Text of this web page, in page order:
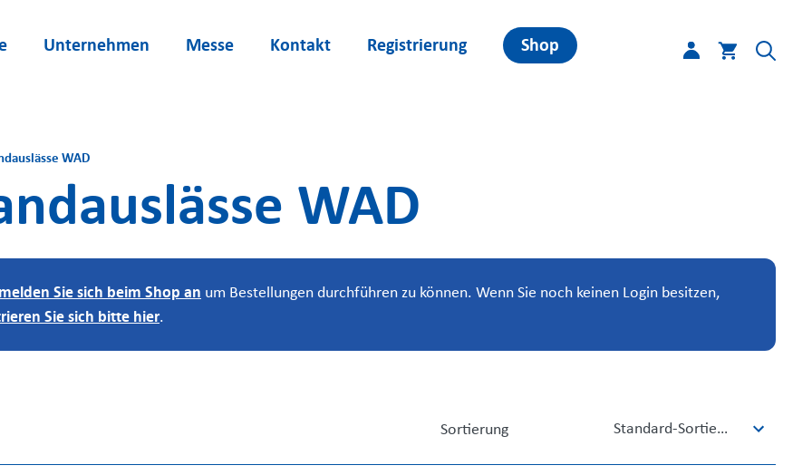
Unternehmen Messe Kontakt Registrierung Shop
WAD
WAD
Sie sich beim Shop an um Bestellungen durchführen zu können. Wenn Sie noch keinen Login besitzen,
Sie sich bitte hier.
Sortierung
5
results